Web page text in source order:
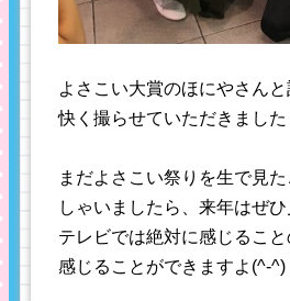
よさこい大賞のほにやさんと
快く撮らせていただきました
まだよさこい祭りを生で見
しゃいましたら、来年はぜひ
テレビでは絶対に感じるこ
感じることができますよ(^-^)